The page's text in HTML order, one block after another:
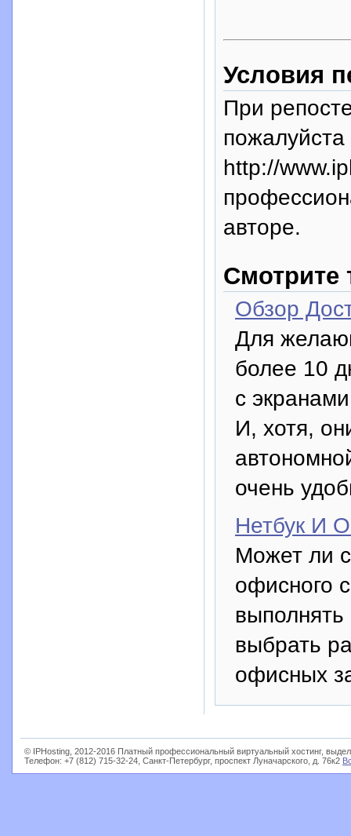
Условия
При
пожалуйста
http://
авторе.
Смотрите
Обзор
Для
более 10
с
И, хотя,
очень
Нетбук И
Может ли
офисного
выбрать
офисных
© IPHosting, 2012-2016 Платный профессиональный виртуальный хостинг,
Телефон: +7 (812) 715-32-24, Санкт-Петербург, проспект Луначарского, д. 76к2